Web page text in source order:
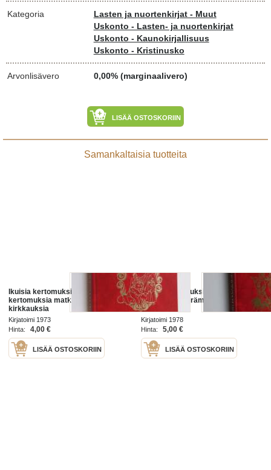
Kategoria
Lasten ja nuortenkirjat - Muut
Uskonto - Lasten- ja nuortenkirjat
Uskonto - Kaunokirjallisuus
Uskonto - Kristinusko
Arvonlisävero 0,00% (marginaalivero)
LISÄÄ OSTOSKORIIN
Samankaltaisia tuotteita
Ikuisia kertomuksia 10 : Ikuisia
kertomuksia matkalta kohti
kirkkauksia
Kirjatoimi 1973
Hinta:
4,00 €
LISÄÄ OSTOSKORIIN
Ikuisia kertomuksia 3 : Ikuisia
kertomuksia erämaasta ja
kaupungeista
Kirjatoimi 1978
Hinta:
5,00 €
LISÄÄ OSTOSKORIIN